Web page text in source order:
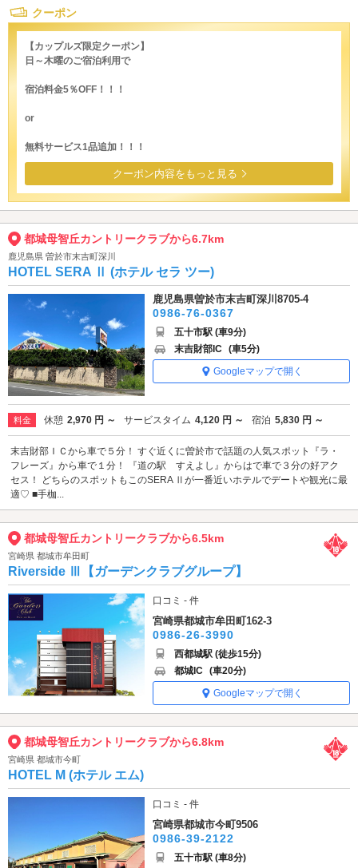
クーポン
【カップルズ限定クーポン】
日～木曜のご宿泊利用で
宿泊料金5％OFF！！！
or
無料サービス1品追加！！！
クーポン内容をもっと見る
都城母智丘カントリークラブから6.7km
鹿児島県 曽於市末吉町深川
HOTEL SERA Ⅱ (ホテル セラ ツー)
鹿児島県曽於市末吉町深川8705-4
0986-76-0367
五十市駅 (車9分)
末吉財部IC (車5分)
Googleマップで開く
料金 休憩 2,970 円 ～ サービスタイム 4,120 円 ～ 宿泊 5,830 円 ～
末吉財部ＩＣから車で５分！ すぐ近くに曽於市で話題の人気スポット『ラ・
フレーズ』から車で１分！ 『道の駅 すえよし』からはで車で３分の好アク
セス！ どちらのスポットもこのSERA Ⅱが一番近いホテルでデートや観光に最
適♡ ■手枷...
都城母智丘カントリークラブから6.5km
宮崎県 都城市牟田町
Riverside Ⅲ【ガーデンクラブグループ】
口コミ - 件
宮崎県都城市牟田町162-3
0986-26-3990
西都城駅 (徒歩15分)
都城IC (車20分)
Googleマップで開く
都城母智丘カントリークラブから6.8km
宮崎県 都城市今町
HOTEL M (ホテル エム)
口コミ - 件
宮崎県都城市今町9506
0986-39-2122
五十市駅 (車8分)